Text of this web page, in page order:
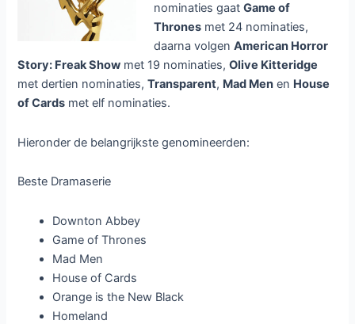
nominaties gaatGame of
Thrones met 24 nominaties,
daarna volgenAmerican Horror
Story: Freak Show met 19 nominaties,Olive Kitteridge
met dertien nominaties,Transparent, Mad Men en House
of Cards met elf nominaties.
Hieronder de belangrijkste genomineerden:
Beste Dramaserie
Downton Abbey
Game of Thrones
Mad Men
House of Cards
Orange is the New Black
Homeland